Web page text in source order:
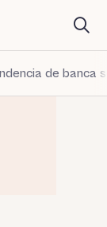
de banca